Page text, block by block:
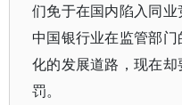
们免于在国内陷入同业
中国银行业在监管部
化的发展道路，现在
罚。